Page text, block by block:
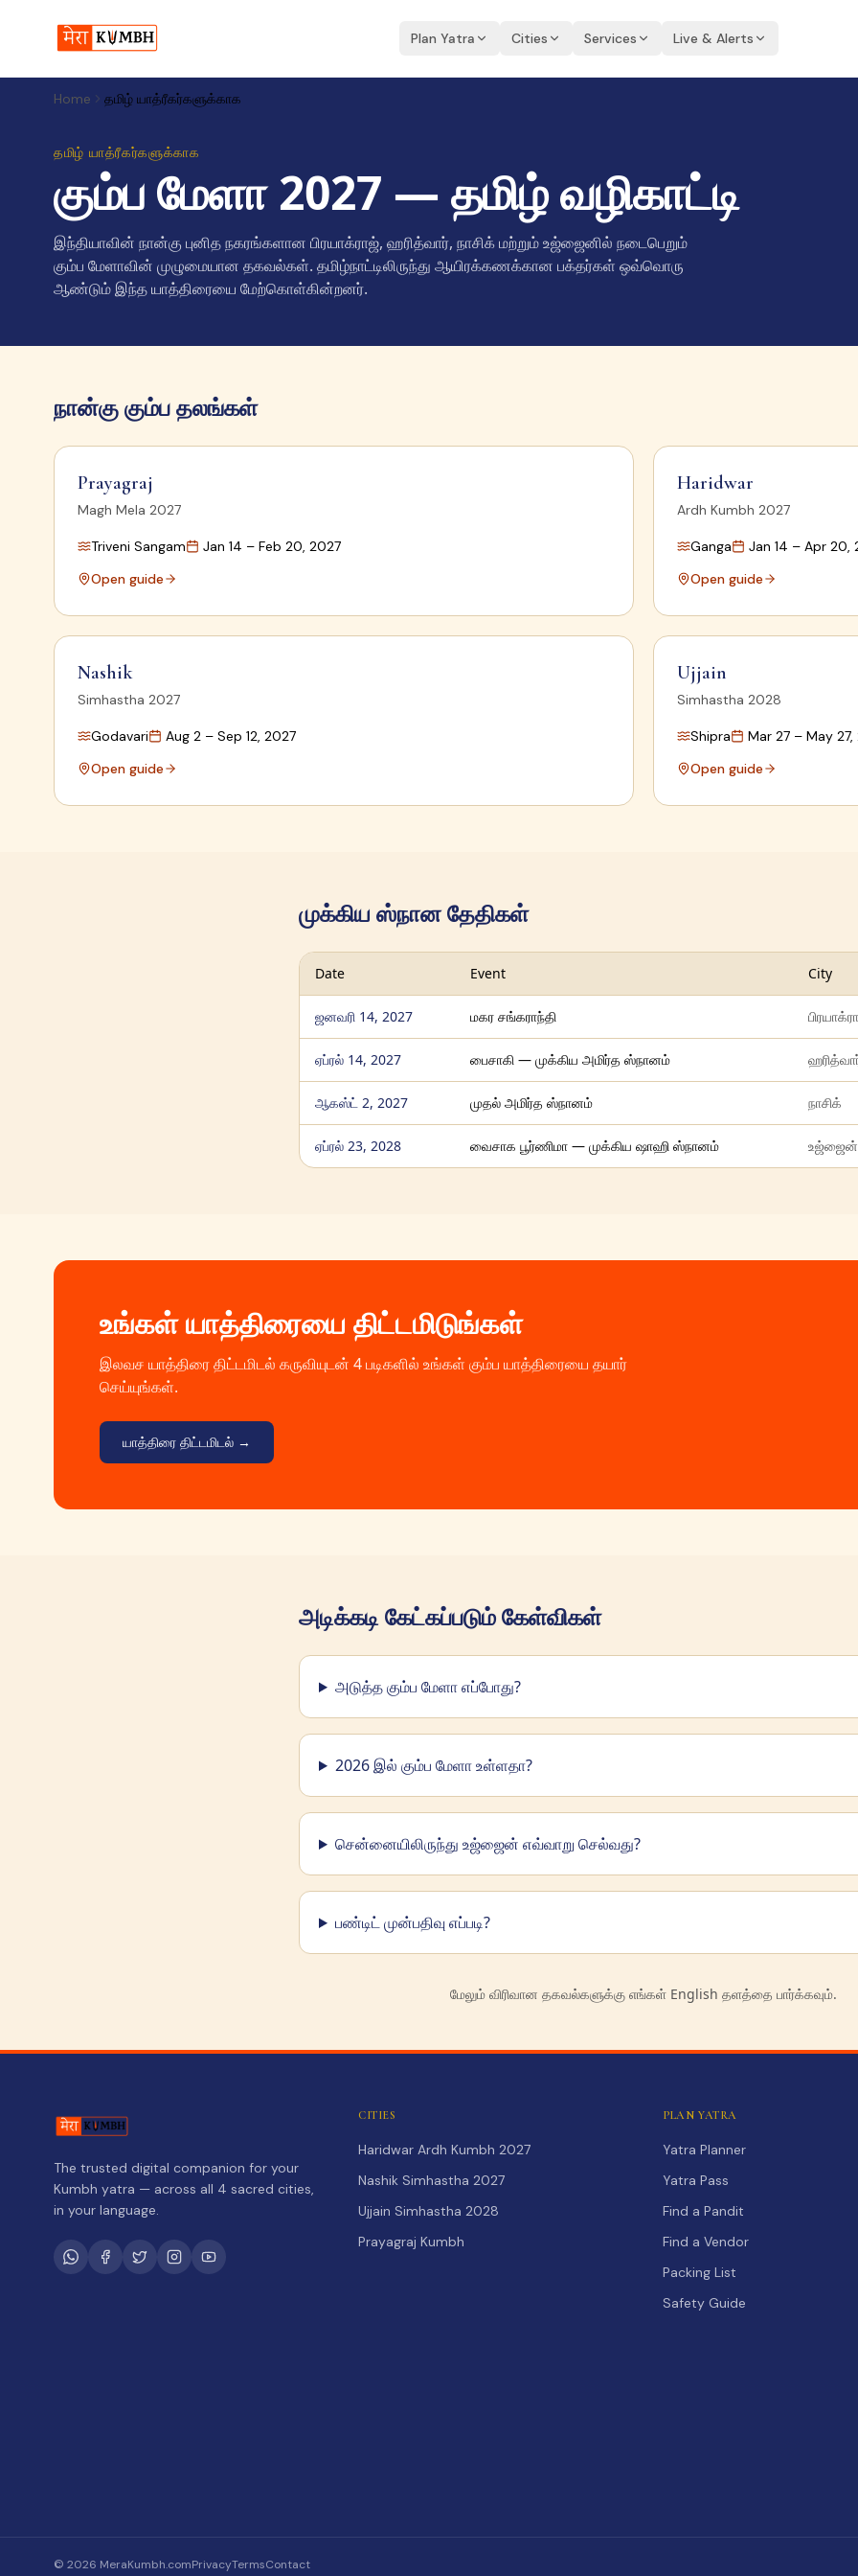
Plan Yatra Cities Services Live & Alerts
Home தமிழ் யாத்ரீகர்களுக்காக
தமிழ் யாத்ரீகர்களுக்காக
கும்ப மேளா 2027 — தமிழ் வழிகாட்டி
இந்தியாவின் நான்கு புனித நகரங்களான பிரயாக்ராஜ், ஹரித்வார், நாசிக் மற்றும் உஜ்ஜைனில் நடைபெறும்
கும்ப மேளாவின் முழுமையான தகவல்கள். தமிழ்நாட்டிலிருந்து ஆயிரக்கணக்கான பக்தர்கள் ஒவ்வொரு
ஆண்டும் இந்த யாத்திரையை மேற்கொள்கின்றனர்.
நான்கு கும்ப தலங்கள்
Prayagraj
Magh Mela 2027
Triveni Sangam
Jan 14 – Feb 20, 2027
Open guide
Haridwar
Ardh Kumbh 2027
Ganga
Jan 14 – Apr 20,
Open guide
Nashik
Simhastha 2027
Godavari
Aug 2 – Sep 12, 2027
Open guide
Ujjain
Simhastha 2028
Shipra
Mar 27 – May
Open guide
முக்கிய ஸ்நான தேதிகள்
Date Event City
ஜனவரி 14, 2027 மகர சங்கராந்தி
ஏப்ரல் 14, 2027 பைசாகி — முக்கிய அமிர்த ஸ்நானம்
ஆகஸ்ட் 2, 2027 முதல் அமிர்த ஸ்நானம் நாசிக்
ஏப்ரல் 23, 2028 வைசாக பூர்ணிமா — முக்கிய ஷாஹி ஸ்நானம் உஜ்ஜைன்
உங்கள் யாத்திரையை திட்டமிடுங்கள்
இலவச யாத்திரை திட்டமிடல் கருவியுடன் 4 படிகளில் உங்கள் கும்ப யாத்திரையை தயார்
செய்யுங்கள்.
யாத்திரை திட்டமிடல் →
அடிக்கடி கேட்கப்படும் கேள்விகள்
அடுத்த கும்ப மேளா எப்போது?
2026 இல் கும்ப மேளா உள்ளதா?
சென்னையிலிருந்து உஜ்ஜைன் எவ்வாறு செல்வது?
பண்டிட் முன்பதிவு எப்படி?
மேலும் விரிவான தகவல்களுக்கு எங்கள் English தளத்தை பார்க்கவும்.
The trusted digital companion for your
Kumbh yatra — across all 4 sacred cities,
in your language.
CITIES
Haridwar Ardh Kumbh 2027
Nashik Simhastha 2027
Ujjain Simhastha 2028
Prayagraj Kumbh
PLAN YATRA
Yatra Planner
Yatra Pass
Find a Pandit
Find a Vendor
Packing List
Safety Guide
© 2026 MeraKumbh.comPrivacyTermsContact